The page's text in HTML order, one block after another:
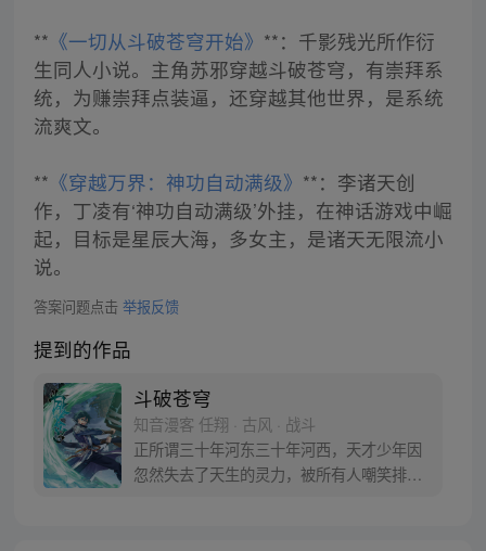
** 《一切从斗破苍穹开始》 **：千影残光所作衍
生同人小说。主角苏邪穿越斗破苍穹，有崇拜系
统，为赚崇拜点装逼，还穿越其他世界，是系统
流爽文。
** 《穿越万界：神功自动满级》 **：李诸天创
作，丁凌有‘神功自动满级’外挂，在神话游戏中崛
起，目标是星辰大海，多女主，是诸天无限流小
说。
答案问题点击 举报反馈
提到的作品
斗破苍穹
知音漫客 任翔 · 古风 · 战斗
正所谓三十年河东三十年河西，天才少年因
忽然失去了天生的灵力，被所有人嘲笑排